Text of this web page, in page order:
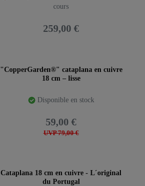
cours
259,00 €
"CopperGarden®" cataplana en cuivre
18 cm – lisse
Disponible en stock
UVP 79,00 €
59,00 €
Cataplana 18 cm en cuivre - L´original
du Portugal